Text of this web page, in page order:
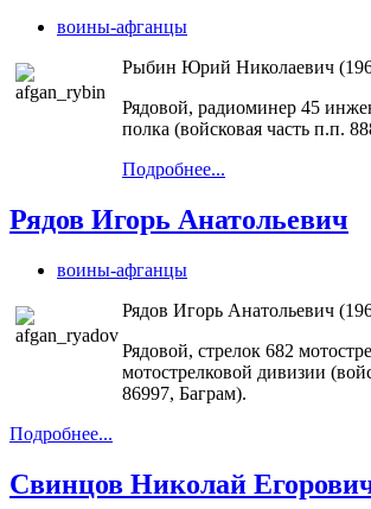
воины-афганцы
Рыбин Юрий Николаевич
Рядовой, радиоминер 45
полка (войсковая часть п.п.
Подробнее...
Рядов Игорь Анатольевич
воины-афганцы
Рядов Игорь Анатольевич
Рядовой, стрелок 682
мотострелковой дивизии
86997, Баграм).
Подробнее...
Свинцов Николай